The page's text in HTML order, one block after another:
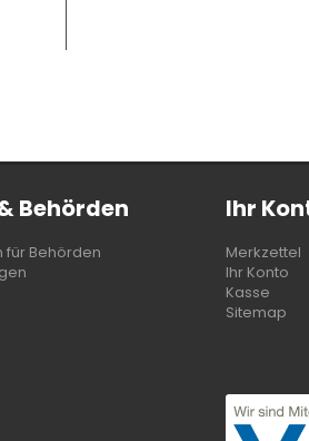
Behörden
für Behörden
Ihr
Merkzettel
Ihr Konto
Kasse
Sitemap